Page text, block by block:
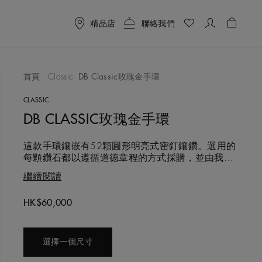
精品店 聯絡我們
愛清單
首頁 Classic DB Classic玫瑰金手環
CLASSIC
DB CLASSIC玫瑰金手環
這款手環鑲嵌有52顆圓形明亮式密釘鑲鑽。選用的
每顆鑽石都以遵循道德章程的方式採購，並由我們
的視覺效果。鑽石總重約0.7克拉。 手環採用舒適
論單獨佩戴或與其他DB Classic系列手環疊戴同樣
繼續閱讀
Original price
HK$60,000
選擇一個尺寸